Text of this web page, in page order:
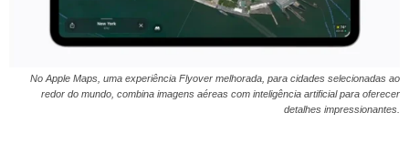
No Apple Maps, uma experiência Flyover melhorada, para cidades selecionadas ao
redor do mundo, combina imagens aéreas com inteligência artificial para oferecer
detalhes impressionantes.